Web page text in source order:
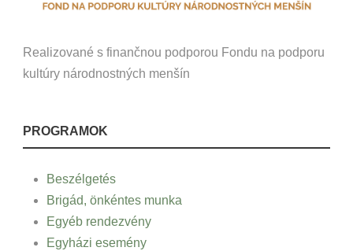
Realizované s finančnou podporou Fondu na podporu
kultúry národnostných menšín
PROGRAMOK
Beszélgetés
Brigád, önkéntes munka
Egyéb rendezvény
Egyházi esemény